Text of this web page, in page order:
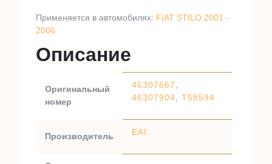
Применяется в автомобилях: FIAT STILO 2001 -
2006
Описание
Оригинальный
номер
46307667
46307904
T58594
Производитель EAI